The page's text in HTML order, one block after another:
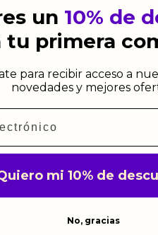
un 10% de
tu primera
para recibir acceso a
novedades y mejores
mi 10% de
No, gracias